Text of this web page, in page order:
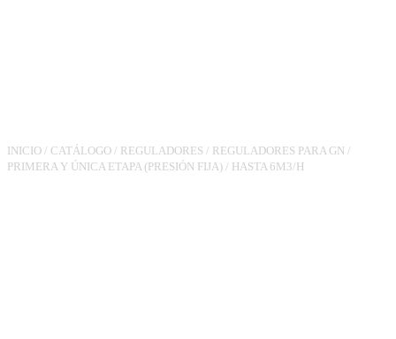
INICIO / CATÁLOGO / REGULADORES / REGULADORES PARA GN /
PRIMERA Y ÚNICA ETAPA (PRESIÓN FIJA) / HASTA 6M3/H